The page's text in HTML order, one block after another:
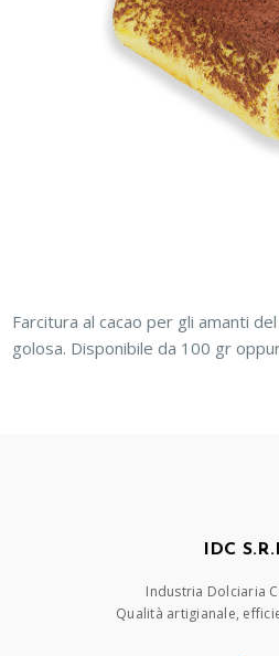
Farcitura al cacao per gli amanti
golosa. Disponibile da 100 gr
IDC
Industria Dolciaria
Qualità artigianale,